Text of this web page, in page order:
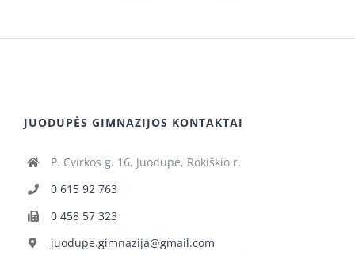
JUODUPĖS GIMNAZIJOS KONTAKTAI
P. Cvirkos g. 16, Juodupė, Rokiškio r.
0 615 92 763
0 458 57 323
juodupe.gimnazija@gmail.com